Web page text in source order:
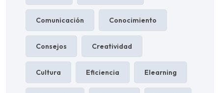
Comunicación Conocimiento
Consejos Creatividad
Cultura Eficiencia Elearning